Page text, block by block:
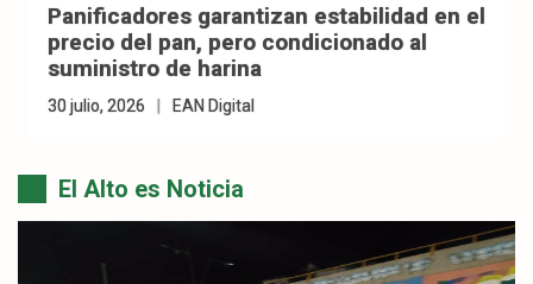
Panificadores garantizan estabilidad en el
precio del pan, pero condicionado al
suministro de harina
30 julio, 2026 EAN Digital
El Alto es Noticia